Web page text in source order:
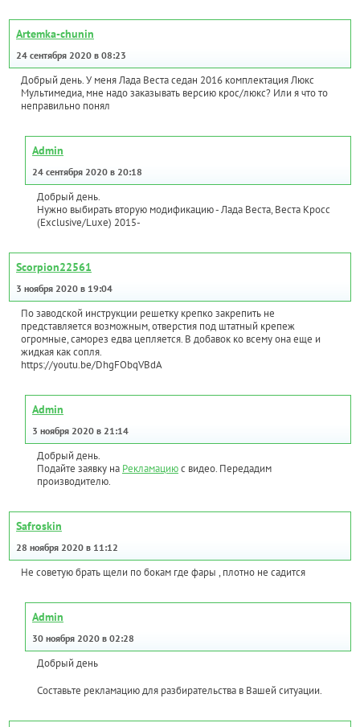
Artemka-chunin
24 сентября 2020 в 08:23
Добрый день. У меня Лада Веста седан 2016 комплектация Люкс
Мультимедиа, мне надо заказывать версию крос/люкс? Или я что то
неправильно понял
Admin
24 сентября 2020 в 20:18
Добрый день.
Нужно выбирать вторую модификацию - Лада Веста, Веста Кросс
(Exclusive/Luxe) 2015-
Scorpion22561
3 ноября 2020 в 19:04
По заводской инструкции решетку крепко закрепить не
представляется возможным, отверстия под штатный крепеж
огромные, саморез едва цепляется. В добавок ко всему она еще и
жидкая как сопля.
https://youtu.be/DhgFObqVBdA
Admin
3 ноября 2020 в 21:14
Добрый день.
Подайте заявку на Рекламациюс видео. Передадим
производителю.
Safroskin
28 ноября 2020 в 11:12
Не советую брать щели по бокам где фары , плотно не садится
Admin
30 ноября 2020 в 02:28
Добрый день
Составьте рекламацию для разбирательства в Вашей ситуации.